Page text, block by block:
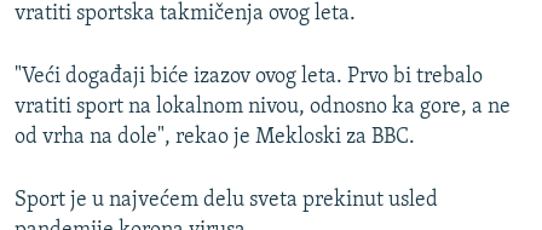
TRI DECENIJE OD RATA U BIH
SVE KARTE DEJTONA
vratiti sportska takmičenja ovog leta.
"Veći događaji biće izazov ovog leta. Prvo bi trebalo
vratiti sport na lokalnom nivou, odnosno ka gore, a ne
od vrha na dole", rekao je Mekloski za BBC.
Sport je u najvećem delu sveta prekinut usled